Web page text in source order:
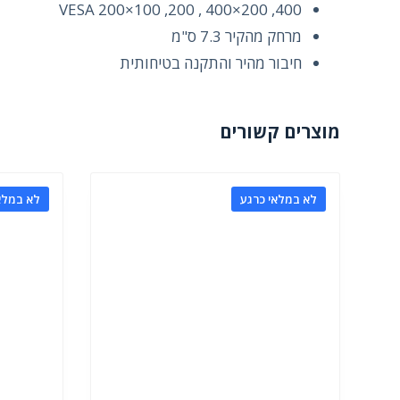
VESA 200×100 ,200 , 400×200 ,400
מרחק מהקיר 7.3 ס"מ
חיבור מהיר והתקנה בטיחותית
מוצרים קשורים
לא במלאי כרגע לא